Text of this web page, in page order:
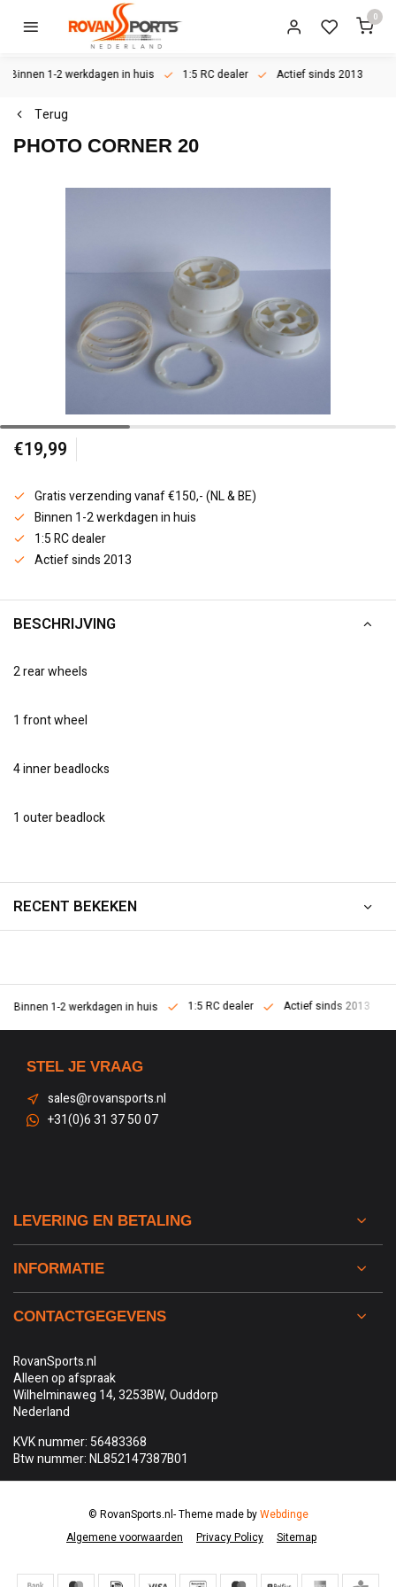
0
Binnen 1-2 werkdagen in huis 1:5 RC dealer Actief sinds 2013
Terug
PHOTO CORNER 20
€19,99
Gratis verzending vanaf €150,- (NL & BE)
Binnen 1-2 werkdagen in huis
1:5 RC dealer
Actief sinds 2013
BESCHRIJVING
2 rear wheels
1 front wheel
4 inner beadlocks
1 outer beadlock
RECENT BEKEKEN
Binnen 1-2 werkdagen in huis 1:5 RC dealer Actief sinds 2013
STEL JE VRAAG
sales@rovansports.nl
+31(0)6 31 37 50 07
LEVERING EN BETALING
INFORMATIE
CONTACTGEGEVENS
RovanSports.nl
Alleen op afspraak
Wilhelminaweg 14, 3253BW, Ouddorp
Nederland
KVK nummer: 56483368
Btw nummer: NL852147387B01
Algemene voorwaarden Privacy Policy Sitemap
© RovanSports.nl- Theme made byWebdinge